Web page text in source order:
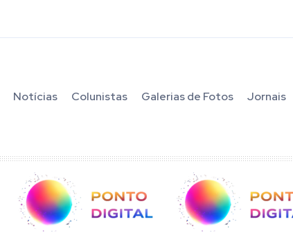
Notícias Colunistas Galerias de Fotos Jornais